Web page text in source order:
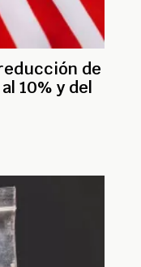
de
10% y del